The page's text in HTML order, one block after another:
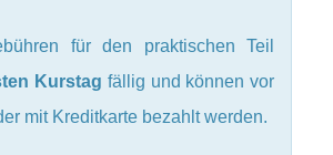
für den praktischen Teil
Kurstag fällig und können vor
mit Kreditkarte bezahlt werden.